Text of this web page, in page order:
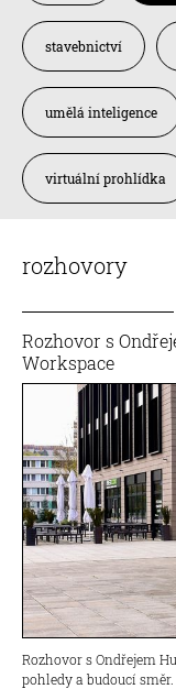
stavebnictví
umělá inteligence
virtuální prohlídka
rozhovory
Rozhovor s
Workspace
Rozhovor s Ondřejem
pohledy a budoucí směr.